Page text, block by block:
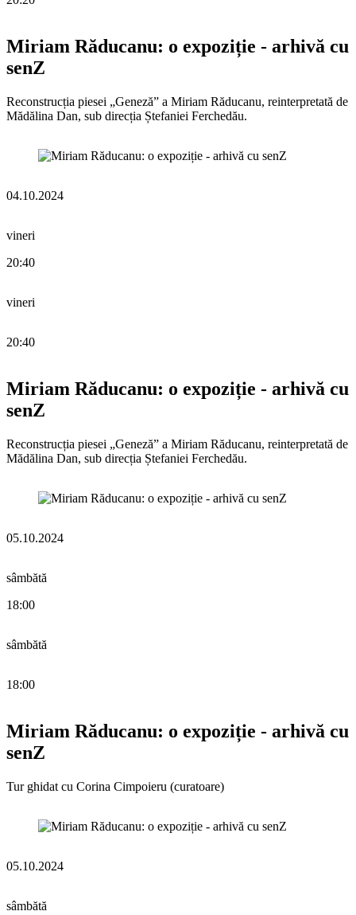
Miriam Răducanu: o expoziție - arhivă cu
senZ
Reconstrucția piesei „Geneză” a Miriam Răducanu, reinterpretată de
Mădălina Dan, sub direcția Ștefaniei Ferchedău.
04.10.2024
vineri
20:40
vineri
20:40
Miriam Răducanu: o expoziție - arhivă cu
senZ
Reconstrucția piesei „Geneză” a Miriam Răducanu, reinterpretată de
Mădălina Dan, sub direcția Ștefaniei Ferchedău.
05.10.2024
sâmbătă
18:00
sâmbătă
18:00
Miriam Răducanu: o expoziție - arhivă cu
senZ
Tur ghidat cu Corina Cimpoieru (curatoare)
05.10.2024
sâmbătă